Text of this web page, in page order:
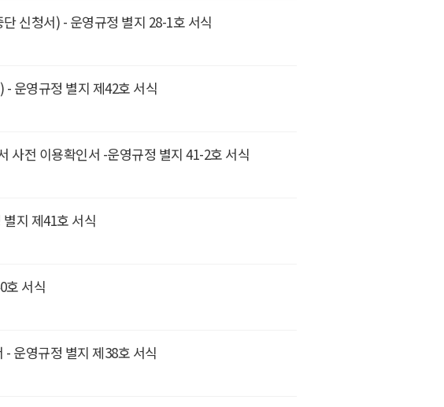
신청서) - 운영규정 별지 28-1호 서식
운영규정 별지 제42호 서식
사전 이용확인서 -운영규정 별지 41-2호 서식
지 제41호 서식
호 서식
운영규정 별지 제38호 서식